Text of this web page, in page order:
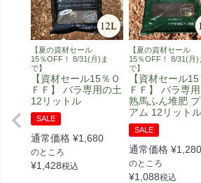
【夏の資材セール
15％OFF！ 8/31(月)ま
で】
【資材セール15％Ｏ
ＦＦ】 バラ専用の土
12リットル
SALE
通常価格 ¥1,680
のところ
¥1,428税込
【夏の資材セール
15％OFF！ 8/31(月)
で】
【資材セール15
ＦＦ】 バラ専
熟馬ふん堆肥 プ
アム 12リットル
SALE
通常価格 ¥1,280
のところ
¥1,088税込